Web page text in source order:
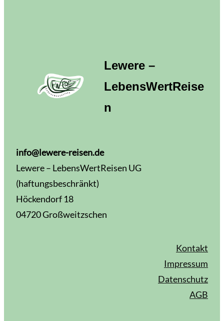
Lewere –
LebensWertReise
n
info@lewere-reisen.de
Lewere – LebensWertReisen UG
(haftungsbeschränkt)
Höckendorf 18
04720 Großweitzschen
Kontakt
Impressum
Datenschutz
AGB